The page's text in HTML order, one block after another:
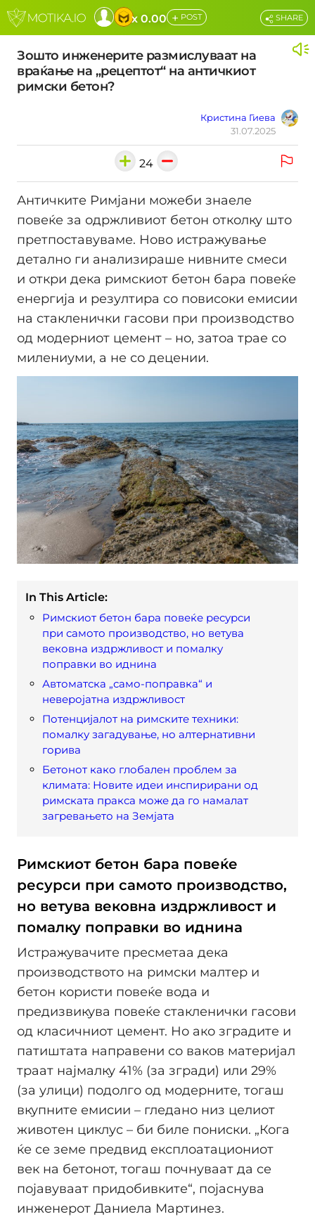
x 0.00 + POST
Зошто инженерите размислуваат на
враќање на „рецептот“ на античкиот
римски бетон?
Кристина Гиева
31.07.2025
SHARE
24
Античките Римјани можеби знаеле
повеќе за одржливиот бетон отколку што
претпоставуваме. Ново истражување
детално ги анализираше нивните смеси
и откри дека римскиот бетон бара повеќе
енергија и резултира со повисоки емисии
на стакленички гасови при производство
од модерниот цемент – но, затоа трае со
милениуми, а не со децении.
In This Article:
Римскиот бетон бара повеќе ресурси
при самото производство, но ветува
вековна издржливост и помалку
поправки во иднина
Автоматска „само-поправка“ и
неверојатна издржливост
Потенцијалот на римските техники:
помалку загадување, но алтернативни
горива
Бетонот како глобален проблем за
климата: Новите идеи инспирирани од
римската пракса може да го намалат
загревањето на Земјата
Римскиот бетон бара повеќе
ресурси при самото производство,
но ветува вековна издржливост и
помалку поправки во иднина
Истражувачите пресметаа дека
производството на римски малтер и
бетон користи повеќе вода и
предизвикува повеќе стакленички гасови
од класичниот цемент. Но ако зградите и
патиштата направени со ваков материјал
траат најмалку 41% (за згради) или 29%
(за улици) подолго од модерните, тогаш
вкупните емисии – гледано низ целиот
животен циклус – би биле пониски. „Кога
ќе се земе предвид експлоатациониот
век на бетонот, тогаш почнуваат да се
појавуваат придобивките“, појаснува
инженерот Даниела Мартинез.